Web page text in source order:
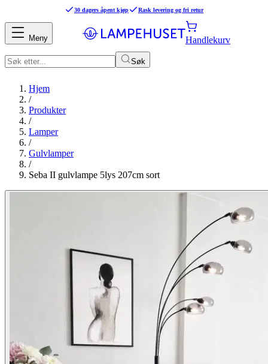
30 dagers åpent kjøp Rask levering og fri retur
Søk
Handlekurv
Meny
Hjem
/
Produkter
/
Lamper
/
Gulvlamper
/
Seba II gulvlampe 5lys 207cm sort